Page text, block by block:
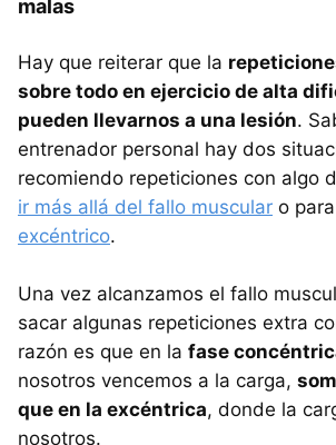
malas
Hay que reiterar que la
sobre todo en ejercicio de alta
pueden llevarnos a una lesión.
entrenador personal hay dos
recomiendo repeticiones con algo
ir más allá del fallo muscular o para
excéntrico.
Una vez alcanzamos el fallo
sacar algunas repeticiones extra
razón es que en la fase
nosotros vencemos a la carga,
que en la excéntrica, donde la
nosotros.